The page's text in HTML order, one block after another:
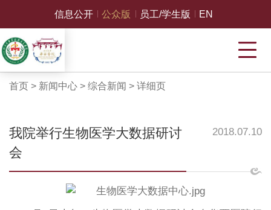
信息公开 公众版 员工/学生版 EN
首页 > 新闻中心> 综合新闻 > 详细页
我院举行生物医学大数据研讨
会
2018.07.10